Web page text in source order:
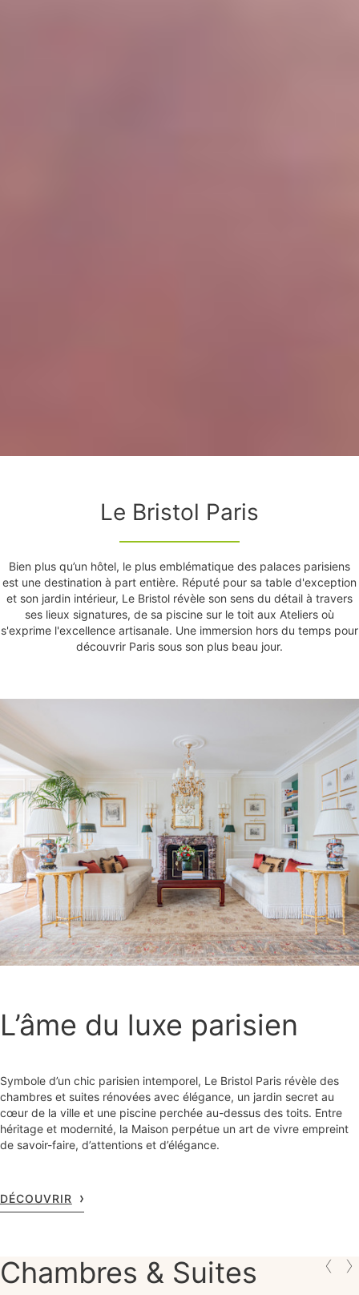
Le Bristol Paris
Bien plus qu’un hôtel, le plus emblématique des palaces parisiens
est une destination à part entière. Réputé pour sa table d'exception
et son jardin intérieur, Le Bristol révèle son sens du détail à travers
ses lieux signatures, de sa piscine sur le toit aux Ateliers où
s'exprime l'excellence artisanale. Une immersion hors du temps pour
découvrir Paris sous son plus beau jour.
L’âme du luxe parisien
Symbole d’un chic parisien intemporel, Le Bristol Paris révèle des
chambres et suites rénovées avec élégance, un jardin secret au
cœur de la ville et une piscine perchée au-dessus des toits. Entre
héritage et modernité, la Maison perpétue un art de vivre empreint
de savoir-faire, d’attentions et d’élégance.
DÉCOUVRIR
Chambres & Suites